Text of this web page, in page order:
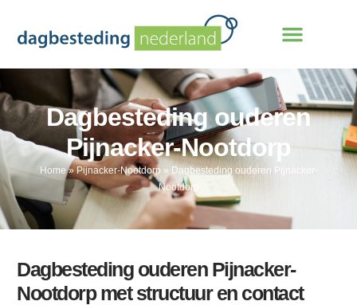
Dagbesteding ouderen
Pijnacker-Nootdorp
Home»Pijnacker-Nootdorp » Dagbesteding ouderen Pijnacker-
Nootdorp
Dagbesteding ouderen Pijnacker-
Nootdorp met structuur en contact